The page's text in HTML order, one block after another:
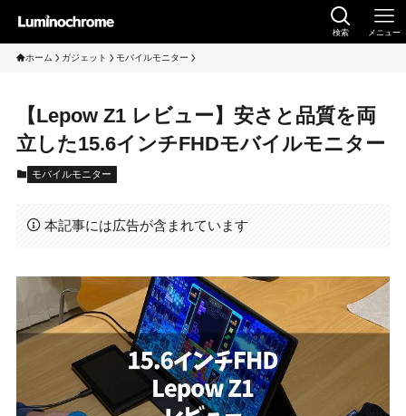
検索 メニュー
ホーム ガジェット モバイルモニター
【Lepow Z1 レビュー】安さと品質を両
立した15.6インチFHDモバイルモニター
モバイルモニター
本記事には広告が含まれています